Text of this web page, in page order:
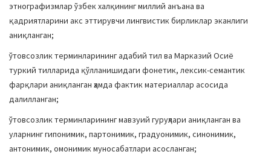
этнографизмлар ўзбек халқининг миллий анъана ва
қадриятларини акс эттирувчи лингвистик бирликлар эканлиги
аниқланган;
ўтовсозлик терминларининг адабий тил ва Марказий Осиё
туркий тилларида қўлланишидаги фонетик, лексик-семантик
фарқлари аниқланган ҳамда фактик материаллар асосида
далилланган;
ўтовсозлик терминларининг мавзуий гуруҳлари аниқланган ва
уларнинг гипонимик, партонимик, градуонимик, синонимик,
антонимик, омонимик муносабатлари асосланган;